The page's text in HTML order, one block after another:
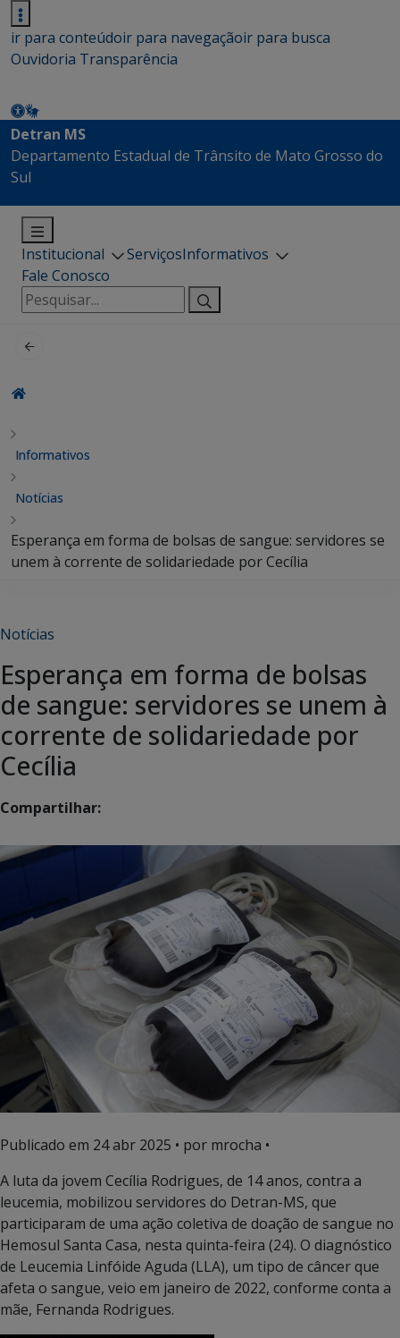
ir para conteúdoir para navegaçãoir para busca
Ouvidoria Transparência
Detran MS
Departamento Estadual de Trânsito de Mato Grosso do
Sul
Institucional ServiçosInformativos
Fale Conosco
Pesquisar
por:
Informativos
Notícias
Esperança em forma de bolsas de sangue: servidores se
unem à corrente de solidariedade por Cecília
Notícias
Esperança em forma de bolsas
de sangue: servidores se unem à
corrente de solidariedade por
Cecília
Compartilhar:
Publicado em 24 abr 2025 • por mrocha •
A luta da jovem Cecília Rodrigues, de 14 anos, contra a
leucemia, mobilizou servidores do Detran-MS, que
participaram de uma ação coletiva de doação de sangue no
Hemosul Santa Casa, nesta quinta-feira (24). O diagnóstico
de Leucemia Linfóide Aguda (LLA), um tipo de câncer que
afeta o sangue, veio em janeiro de 2022, conforme conta a
mãe, Fernanda Rodrigues.